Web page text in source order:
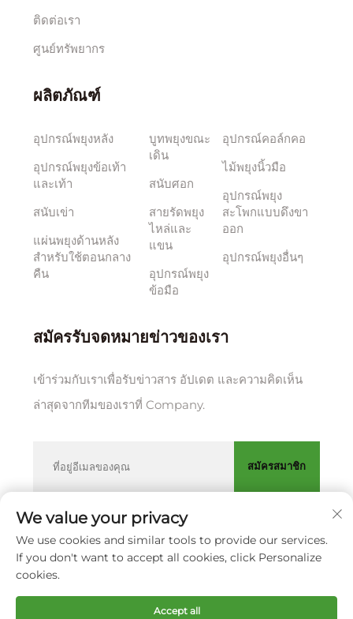
ติดต่อเรา
ศูนย์ทรัพยากร
ผลิตภัณฑ์
อุปกรณ์พยุงหลัง
อุปกรณ์พยุงข้อเท้า
และเท้า
สนับเข่า
แผ่นพยุงด้านหลัง
สำหรับใช้ตอนกลาง
คืน
บูทพยุงขณะ
เดิน
สนับศอก
สายรัดพยุง
ไหล่และ
แขน
อุปกรณ์พยุง
ข้อมือ
อุปกรณ์คอล์กคอ
ไม้พยุงนิ้วมือ
อุปกรณ์พยุง
สะโพกแบบดึงขา
ออก
อุปกรณ์พยุงอื่นๆ
สมัครรับจดหมายข่าวของเรา
เข้าร่วมกับเราเพื่อรับข่าวสาร อัปเดต และความคิดเห็น
ล่าสุดจากทีมของเราที่ Company.
สมัครสมาชิก
ลิขสิทธิ์ © บริษัท XIAMEN HUAKANG ORTHOPEDIC CO., LTD.
นโยบายความเป็นส่วนตัว
เลื่อนขึ้นบนสุด
We value your privacy
We use cookies and similar tools to provide our services.
If you don't want to accept all cookies, click Personalize
cookies.
Accept all